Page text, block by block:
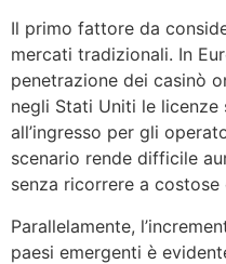
Il primo fattore da
mercati tradizionali. In
penetrazione dei casinò
negli Stati Uniti le
all’ingresso per gli
scenario rende difficile
senza ricorrere a
Parallelamente,
paesi emergenti è